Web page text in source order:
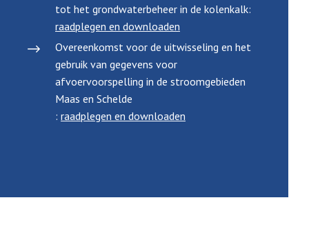
tot het grondwaterbeheer in de kolenkalk:
raadplegen en downloaden
Overeenkomst voor de uitwisseling en het
gebruik van gegevens voor
afvoervoorspelling in de stroomgebieden
Maas en Schelde
: raadplegen en downloaden